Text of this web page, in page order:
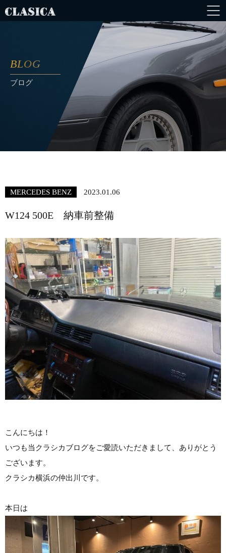
BLOG
ブログ
MERCEDES BENZ 2023.01.06
W124 500E 納車前整備
こんにちは！
いつも当クラシカブログをご愛読いただきまして、ありがとう
ございます。
クラシカ横浜の仲出川です。
本日は